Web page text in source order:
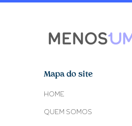
Mapa do site
HOME
QUEM SOMOS